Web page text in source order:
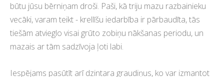
būtu jūsu bērniņam droši. Paši, kā triju mazu razbainieku
vecāki, varam teikt - krellīšu iedarbība ir pārbaudīta, tās
tiešām atvieglo visai grūto zobiņu nākšanas periodu, un
mazais ar tām sadzīvoja ļoti labi.
Iespējams pasūtīt arī dzintara graudiņus, ko var izmantot